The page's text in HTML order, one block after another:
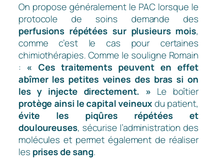
On propose généralement le PAC lorsque le
protocole de soins demande des
perfusions répétées sur plusieurs mois,
comme c’est le cas pour certaines
chimiothérapies. Comme le souligne Romain
: « Ces traitements peuvent en effet
abîmer les petites veines des bras si on
les y injecte directement. » Le boîtier
protège ainsi le capital veineuxdu patient,
évite les piqûres répétées et
douloureuses, sécurise l’administration des
molécules et permet également de réaliser
les prises de sang.